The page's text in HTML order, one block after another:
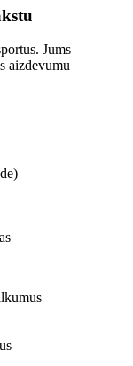
Jums
aizdevumu